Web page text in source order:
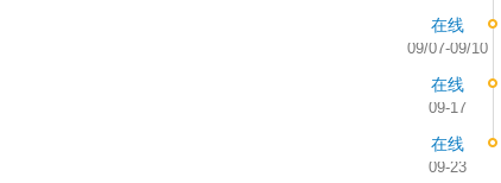
在线
09/07-09/10
在线
09-17
在线
09-23